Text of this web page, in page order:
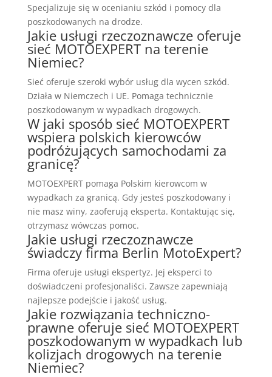
Specjalizuje się w ocenianiu szkód i pomocy dla
poszkodowanych na drodze.
Jakie usługi rzeczoznawcze oferuje
sieć MOTOEXPERT na terenie
Niemiec?
Sieć oferuje szeroki wybór usług dla wycen szkód.
Działa w Niemczech i UE. Pomaga technicznie
poszkodowanym w wypadkach drogowych.
W jaki sposób sieć MOTOEXPERT
wspiera polskich kierowców
podróżujących samochodami za
granicę?
MOTOEXPERT pomaga Polskim kierowcom w
wypadkach za granicą. Gdy jesteś poszkodowany i
nie masz winy, zaoferują eksperta. Kontaktując się,
otrzymasz wówczas pomoc.
Jakie usługi rzeczoznawcze
świadczy firma Berlin MotoExpert?
Firma oferuje usługi ekspertyz. Jej eksperci to
doświadczeni profesjonaliści. Zawsze zapewniają
najlepsze podejście i jakość usług.
Jakie rozwiązania techniczno-
prawne oferuje sieć MOTOEXPERT
poszkodowanym w wypadkach lub
kolizjach drogowych na terenie
Niemiec?